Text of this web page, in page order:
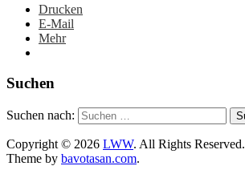
Drucken
E-Mail
Mehr
Suchen
Suchen nach:
Copyright © 2026 LWW. All Rights Reserved.
Theme by bavotasan.com.